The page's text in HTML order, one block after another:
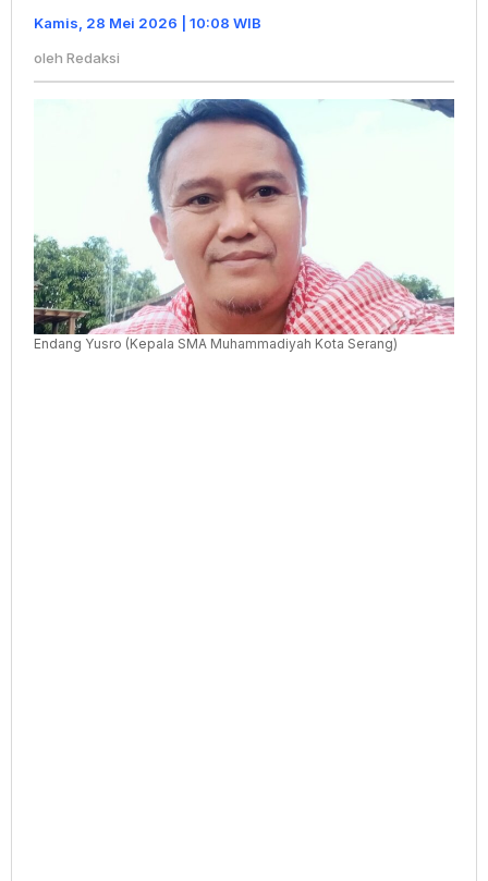
dan
4
Sapi
7
Kambing
Kamis, 28 Mei 2026 | 10:08 WIB
oleh Redaksi
Endang Yusro (Kepala SMA Muhammadiyah Kota Serang)